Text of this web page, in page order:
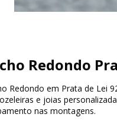
Redondo
Redondo em Prata de Lei
e joias
nas montagens.